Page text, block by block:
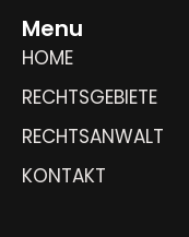
Menu
HOME
RECHTSGEBIETE
RECHTSANWALT
KONTAKT